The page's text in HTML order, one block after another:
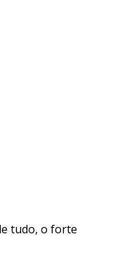
tudo, o forte